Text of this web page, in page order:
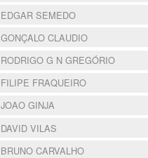
EDGAR SEMEDO
GONÇALO CLAUDIO
RODRIGO G N GREGÓRIO
FILIPE FRAQUEIRO
JOAO GINJA
DAVID VILAS
BRUNO CARVALHO